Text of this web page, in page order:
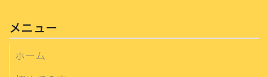
メニュー
ホーム